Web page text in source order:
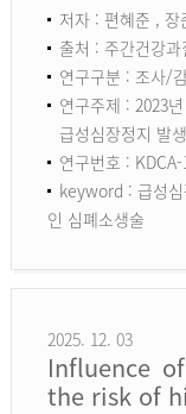
저자 : 편혜준 ,
출처 : 주간건강과
연구구분 : 조사/
연구주제 : 2023
급성심장정지 발
연구번호 :
keyword : 급성
인 심폐소생술
2025. 12. 03
Influence
the risk of